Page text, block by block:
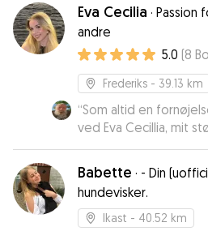
Eva Cecilia · Passion
andre
5.0 (8
Frederiks - 39.13 km
“Som altid en
ved Eva Cecillia, mit
at få ham med hjem -
som han ikke ville hjem
Babette · - Din
hundevisker.
Ikast - 40.52 km